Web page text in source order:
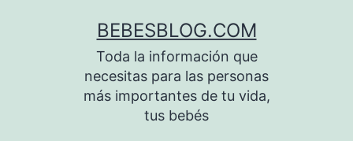
BEBESBLOG.COM
Toda la información que
necesitas para las personas
más importantes de tu vida,
tus bebés